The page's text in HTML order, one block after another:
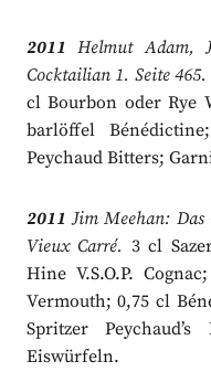
2011 Helmut Adam,
Cocktailian 1. Seite
cl Bourbon oder Rye
barlöffel
Peychaud Bitters;
2011 Jim Meehan: Das
Vieux Carré. 3 cl
Hine V.S.O.P.
Vermouth; 0,75 cl
Spritzer
Eiswürfeln.